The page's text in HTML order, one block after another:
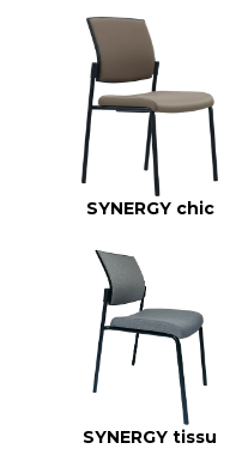
SYNERGY chic
SYNERGY tissu